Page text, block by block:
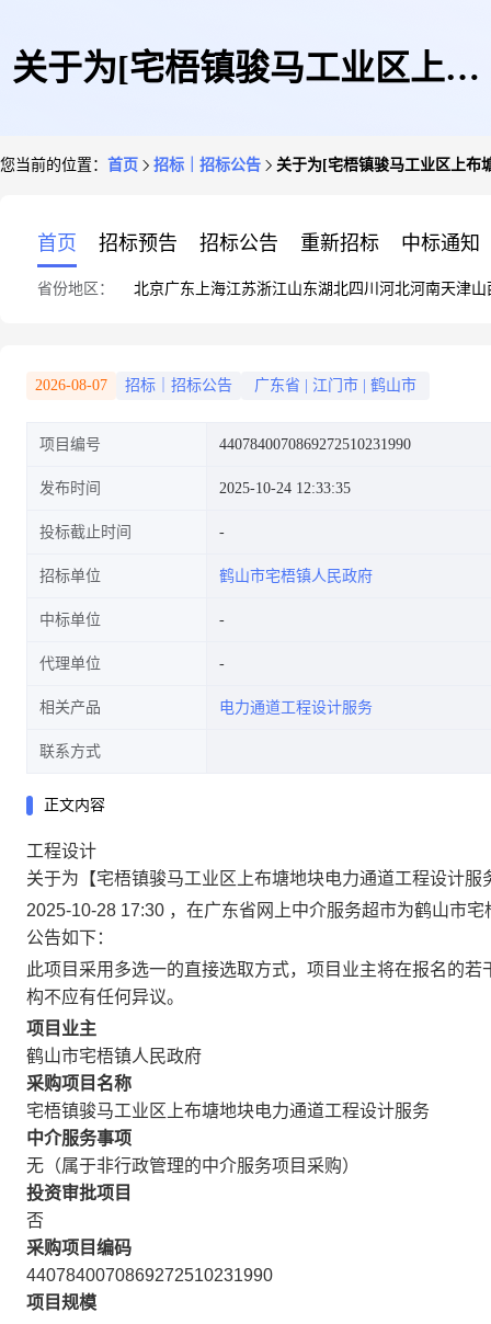
关于为[宅梧镇骏马工业区上布
您当前的位置： 首页 招标｜招标公告 关于为[宅梧镇骏马工业区上布
首页 招标预告 招标公告 重新招标 中标通知
省份地区： 北京广东 上海江苏浙江山东湖北四川 河北河南天津山
2026-08-07 招标｜招标公告 广东省 江门市 鹤山市
项目编号 4407840070869272510231990
发布时间 2025-10-24 12:33:35
投标截止时间
招标单位 鹤山市宅梧镇人民政府
中标单位
代理单位
相关产品 电力通道工程设计服务
联系方式
正文内容
工程设计
关于为【宅梧镇骏马工业区上布塘地块电力通道工程设计
2025-10-28 17:30 ，在广东省网上中介服务超市为鹤山市
公告如下：
此项目采用多选一的直接选取方式，项目业主将在报名的
构不应有任何异议。
项目业主
鹤山市宅梧镇人民政府
采购项目名称
宅梧镇骏马工业区上布塘地块电力通道工程设计服务
中介服务事项
无（属于非行政管理的中介服务项目采购）
投资审批项目
否
采购项目编码
4407840070869272510231990
项目规模